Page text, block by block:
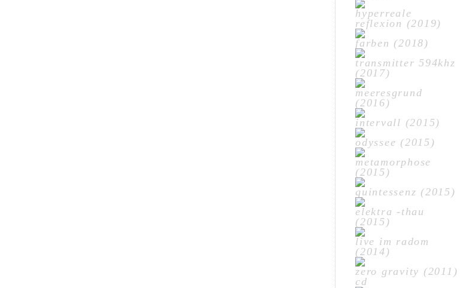
hyperreale
reflexion (2019)
farben (2018)
transmitter 594khz
(2017)
meeresgrund
(2016)
intervall (2015)
odyssee (2015)
metamorphose
(2015)
quintessenz (2015)
elektra -thau
(2015)
live im radom
(2014)
zero gravity (2011)
cd